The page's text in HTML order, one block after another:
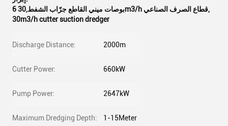
6 بوصات ميني القاطع جرّاب الشفط,30m3/h قطاع الصرف الصناعي,
30m3/h cutter suction dredger
Discharge Distance: 2000m
Cutter Power: 660kW
Pump Power: 2647kW
Maximum Dredging Depth: 1-15Meter